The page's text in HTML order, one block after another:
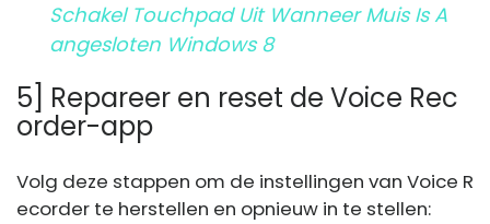
Schakel Touchpad Uit Wanneer Muis Is A
Angesloten Windows 8
5] Repareer en reset de Voice Rec
order-app
Volg deze stappen om de instellingen van Voice R
ecorder te herstellen en opnieuw in te stellen: